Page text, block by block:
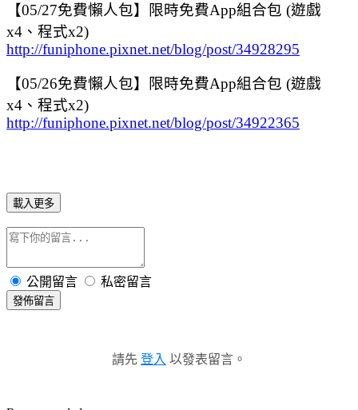
【05/27免費懶人包】限時免費App組合包 (遊戲
x4、程式x2)
http://funiphone.pixnet.net/blog/post/34928295
【05/26免費懶人包】限時免費App組合包 (遊戲
x4、程式x2)
http://funiphone.pixnet.net/blog/post/34922365
載入更多
公開留言 私密留言
發佈留言
請先 登入 以發表留言。